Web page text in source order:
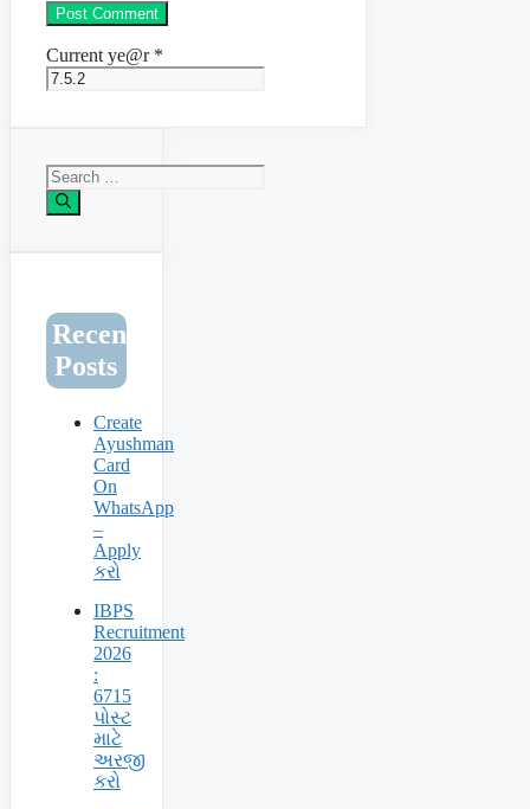
Current ye@r *
Search
for:
Recent
Posts
Create
Ayushman
Card
On
WhatsApp
–
Apply
કરો
IBPS
Recruitment
2026
:
6715
પોસ્ટ
માટે
અરજી
કરો